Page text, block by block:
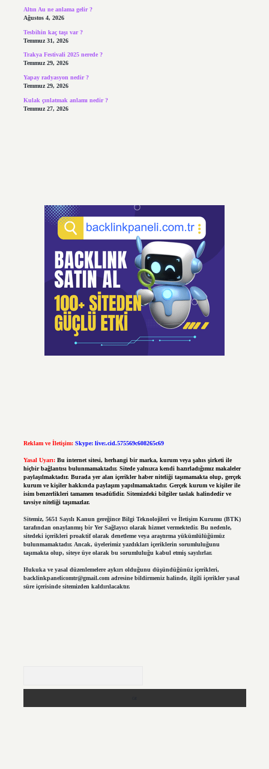
Altın Au ne anlama gelir ?
Ağustos 4, 2026
Tesbihin kaç taşı var ?
Temmuz 31, 2026
Trakya Festivali 2025 nerede ?
Temmuz 29, 2026
Yapay radyasyon nedir ?
Temmuz 29, 2026
Kulak çınlatmak anlamı nedir ?
Temmuz 27, 2026
Reklam ve İletişim: Skype: live:.cid.575569c608265c69
Yasal Uyarı: Bu internet sitesi, herhangi bir marka, kurum veya şahıs şirketi ile
hiçbir bağlantısı bulunmamaktadır. Sitede yalnızca kendi hazırladığımız makaleler
paylaşılmaktadır. Burada yer alan içerikler haber niteliği taşımamakta olup, gerçek
kurum ve kişiler hakkında paylaşım yapılmamaktadır. Gerçek kurum ve kişiler ile
isim benzerlikleri tamamen tesadüfidir. Sitemizdeki bilgiler taslak halindedir ve
tavsiye niteliği taşımazlar.
Sitemiz, 5651 Sayılı Kanun gereğince Bilgi Teknolojileri ve İletişim Kurumu (BTK)
tarafından onaylanmış bir Yer Sağlayıcı olarak hizmet vermektedir. Bu nedenle,
sitedeki içerikleri proaktif olarak denetleme veya araştırma yükümlülüğümüz
bulunmamaktadır. Ancak, üyelerimiz yazdıkları içeriklerin sorumluluğunu
taşımakta olup, siteye üye olarak bu sorumluluğu kabul etmiş sayılırlar.
Hukuka ve yasal düzenlemelere aykırı olduğunu düşündüğünüz içerikleri,
backlinkpanelicomtr@gmail.comadresine bildirmeniz halinde, ilgili içerikler yasal
süre içerisinde sitemizden kaldırılacaktır.